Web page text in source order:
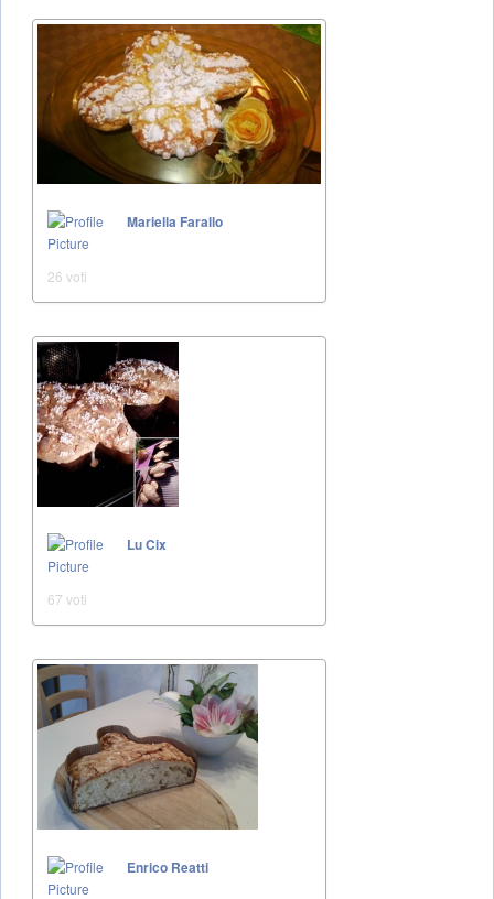
Mariella Farallo
26 voti
Lu Cix
67 voti
Enrico Reatti